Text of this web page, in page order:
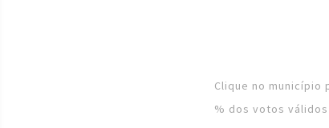
Clique no município
% dos votos